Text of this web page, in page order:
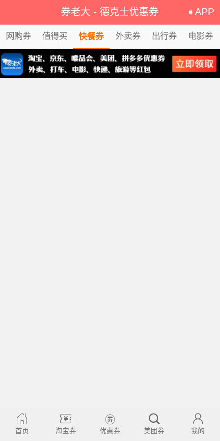
券老大 -德克士优惠券 ➧APP
网购券 值得买 快餐券 外卖券 出行券 电影券
首页 淘宝券 优惠券 美团券 我的